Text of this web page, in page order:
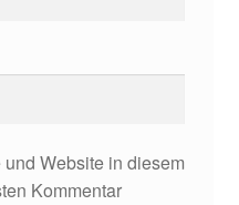
Website in diesem
Kommentar